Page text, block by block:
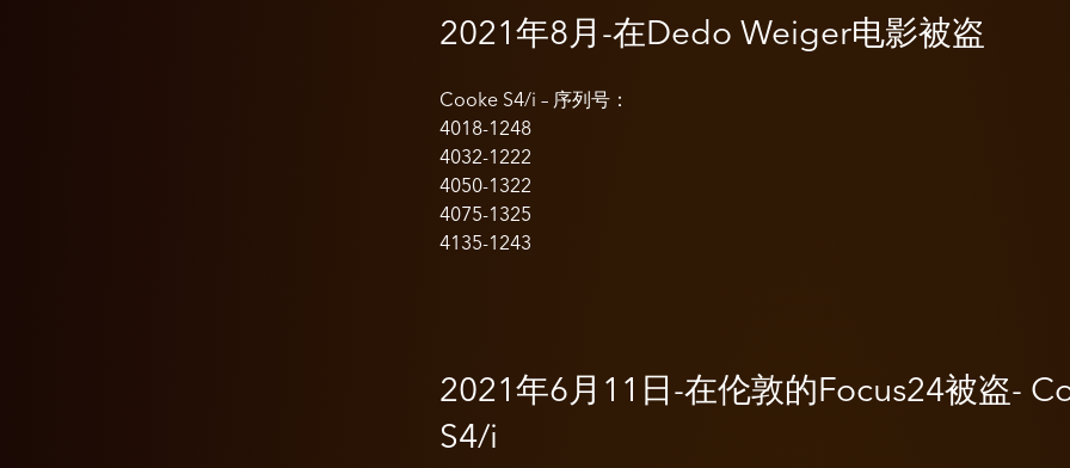
2021年8月-在Dedo Weiger电影被盗
Cooke S4/i – 序列号：
4018-1248
4032-1222
4050-1322
4075-1325
4135-1243
2021年6月11日-在伦敦的Focus24被盗-
S4/i